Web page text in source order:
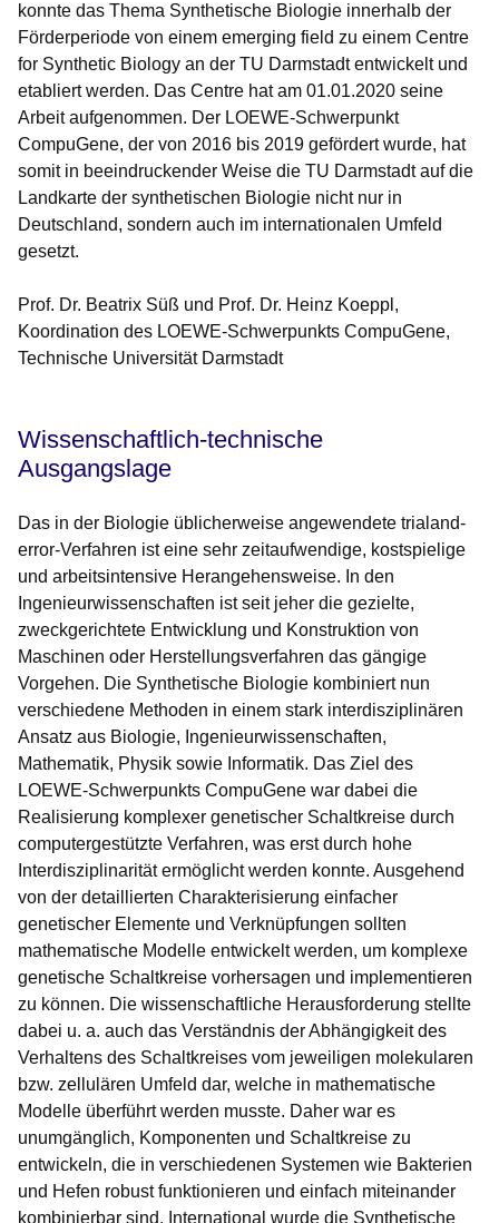
konnte das Thema Synthetische Biologie innerhalb der
Förderperiode von einem emerging field zu einem Centre
for Synthetic Biology an der TU Darmstadt entwickelt und
etabliert werden. Das Centre hat am 01.01.2020 seine
Arbeit aufgenommen. Der LOEWE-Schwerpunkt
CompuGene, der von 2016 bis 2019 gefördert wurde, hat
somit in beeindruckender Weise die TU Darmstadt auf die
Landkarte der synthetischen Biologie nicht nur in
Deutschland, sondern auch im internationalen Umfeld
gesetzt.
Prof. Dr. Beatrix Süß und Prof. Dr. Heinz Koeppl,
Koordination des LOEWE-Schwerpunkts CompuGene,
Technische Universität Darmstadt
Wissenschaftlich-technische
Ausgangslage
Das in der Biologie üblicherweise angewendete trialand-
error-Verfahren ist eine sehr zeitaufwendige, kostspielige
und arbeitsintensive Herangehensweise. In den
Ingenieurwissenschaften ist seit jeher die gezielte,
zweckgerichtete Entwicklung und Konstruktion von
Maschinen oder Herstellungsverfahren das gängige
Vorgehen. Die Synthetische Biologie kombiniert nun
verschiedene Methoden in einem stark interdisziplinären
Ansatz aus Biologie, Ingenieurwissenschaften,
Mathematik, Physik sowie Informatik. Das Ziel des
LOEWE-Schwerpunkts CompuGene war dabei die
Realisierung komplexer genetischer Schaltkreise durch
computergestützte Verfahren, was erst durch hohe
Interdisziplinarität ermöglicht werden konnte. Ausgehend
von der detaillierten Charakterisierung einfacher
genetischer Elemente und Verknüpfungen sollten
mathematische Modelle entwickelt werden, um komplexe
genetische Schaltkreise vorhersagen und implementieren
zu können. Die wissenschaftliche Herausforderung stellte
dabei u. a. auch das Verständnis der Abhängigkeit des
Verhaltens des Schaltkreises vom jeweiligen molekularen
bzw. zellulären Umfeld dar, welche in mathematische
Modelle überführt werden musste. Daher war es
unumgänglich, Komponenten und Schaltkreise zu
entwickeln, die in verschiedenen Systemen wie Bakterien
und Hefen robust funktionieren und einfach miteinander
kombinierbar sind. International wurde die Synthetische